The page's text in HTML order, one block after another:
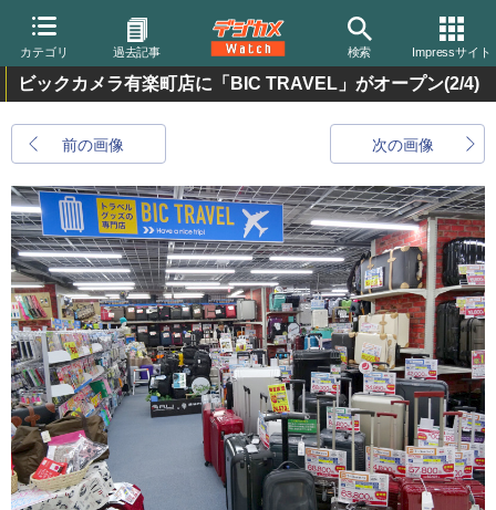
カテゴリ 過去記事 検索 Impressサイト
ビックカメラ有楽町店に「BIC TRAVEL」がオープン(2/4)
前の画像 次の画像